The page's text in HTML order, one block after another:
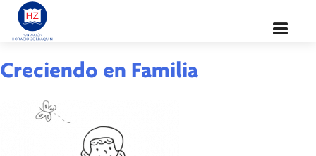
Temática:
Creciendo en Familia